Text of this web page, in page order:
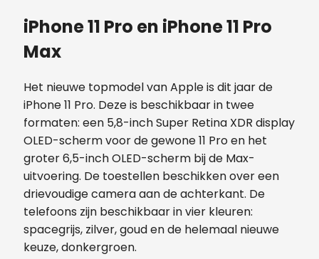
iPhone 11 Pro en iPhone 11 Pro
Max
Het nieuwe topmodel van Apple is dit jaar de
iPhone 11 Pro. Deze is beschikbaar in twee
formaten: een 5,8-inch Super Retina XDR display
OLED-scherm voor de gewone 11 Pro en het
groter 6,5-inch OLED-scherm bij de Max-
uitvoering. De toestellen beschikken over een
drievoudige camera aan de achterkant. De
telefoons zijn beschikbaar in vier kleuren:
spacegrijs, zilver, goud en de helemaal nieuwe
keuze, donkergroen.